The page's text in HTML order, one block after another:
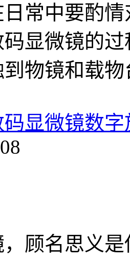
常中要酌
显微镜的
物镜和载物
显微镜数
08
顾名思义